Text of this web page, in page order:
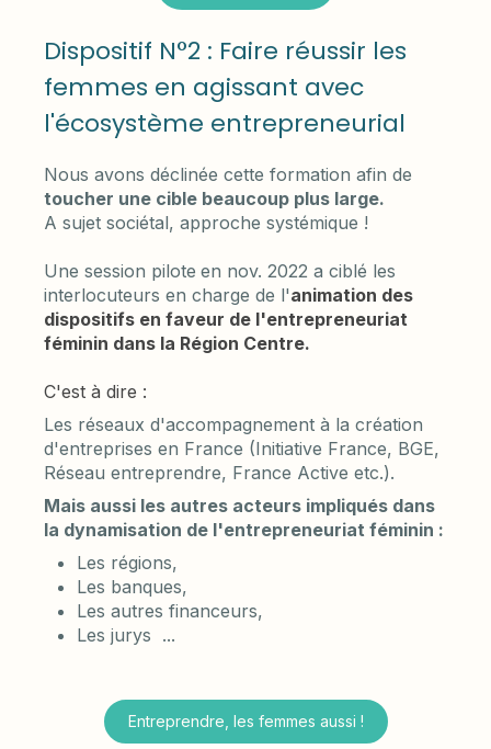
Dispositif N°2 : Faire réussir les
femmes en agissant avec
l'écosystème entrepreneurial
Nous avons déclinée cette formation afin de
toucher une cible beaucoup plus large.
A sujet sociétal, approche systémique !
Une session pilote en nov. 2022 a ciblé les
interlocuteurs en charge de l'animation des
dispositifs en faveur de l'entrepreneuriat
féminin dans la Région Centre.
C'est à dire :
Les réseaux d'accompagnement à la création
d'entreprises en France (Initiative France, BGE,
Réseau entreprendre, France Active etc.).
Mais aussi les autres acteurs impliqués dans
la dynamisation de l'entrepreneuriat féminin :
Les régions,
Les banques,
Les autres financeurs,
Les jurys ...
Entreprendre, les femmes aussi !